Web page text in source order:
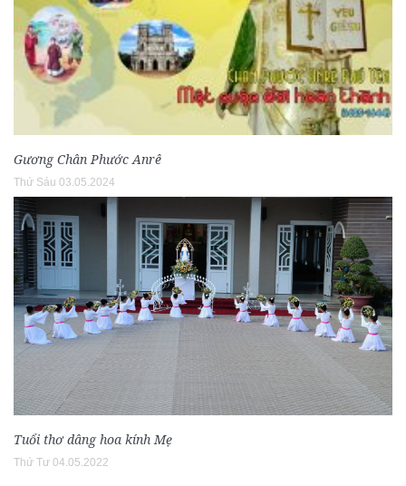
Gương Chân Phước Anrê
Thứ Sáu 03.05.2024
Tuổi thơ dâng hoa kính Mẹ
Thứ Tư 04.05.2022